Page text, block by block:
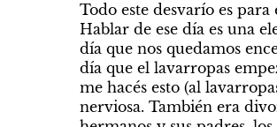
Todo este desvarío es
Hablar de ese día es una
día que nos quedamos
día que el lavarropas
me hacés esto (al
nerviosa. También era